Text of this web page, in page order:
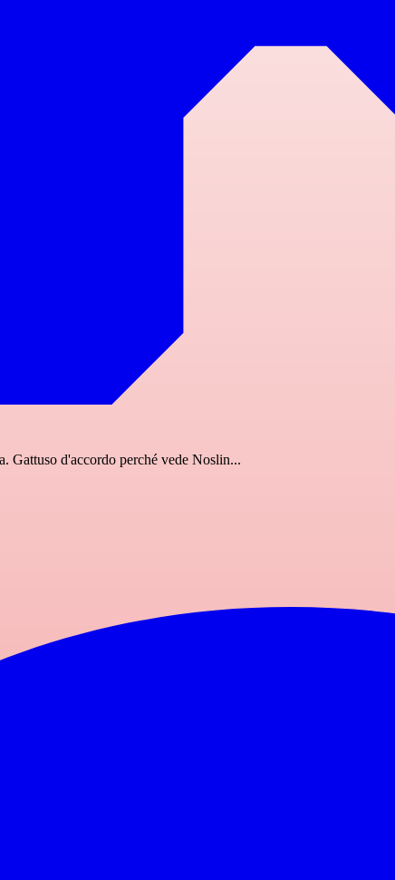
Gattuso d'accordo perché vede Noslin...